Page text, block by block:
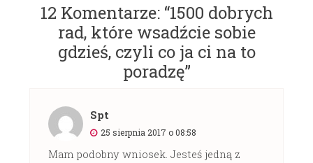
12 Komentarze: “1500 dobrych
rad, które wsadźcie sobie
gdzieś, czyli co ja ci na to
poradzę”
Spt
25 sierpnia 2017 o 08:58
Mam podobny wniosek. Jesteś jedną z